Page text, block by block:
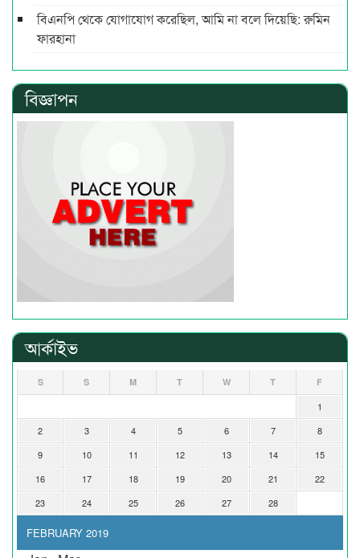
বিএনপি থেকে যোগাযোগ করেছিল, আমি না বলে দিয়েছি: রুমিন
ফারহানা
বিজ্ঞাপন
আর্কাইভ
FEBRUARY 2019
S S M T W T F
1
2
3 4 5 6 7
8
9
10 11 12 13 14
15
16
17 18 19 20 21
22
23
24 25 26 27 28